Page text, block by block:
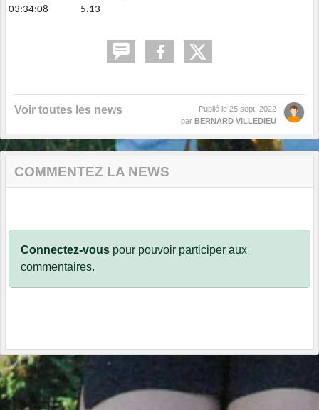
03:34:08 5.13
Voir toutes les news Publié le 25 sept. 2022
par BERNARD VILLEDIEU
COMMENTEZ LA NEWS
Connectez-vous pour pouvoir participer aux
commentaires.